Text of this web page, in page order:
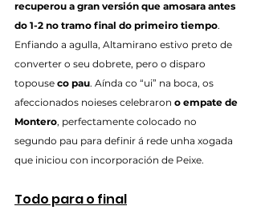
recuperou a gran versión que amosara antes
do 1-2 no tramo final do primeiro tiempo.
Enfiando a agulla, Altamirano estivo preto de
converter o seu dobrete, pero o disparo
topouse co pau. Aínda co “ui” na boca, os
afeccionados noieses celebraron o empate de
Montero, perfectamente colocado no
segundo pau para definir á rede unha xogada
que iniciou con incorporación de Peixe.
Todo para o final